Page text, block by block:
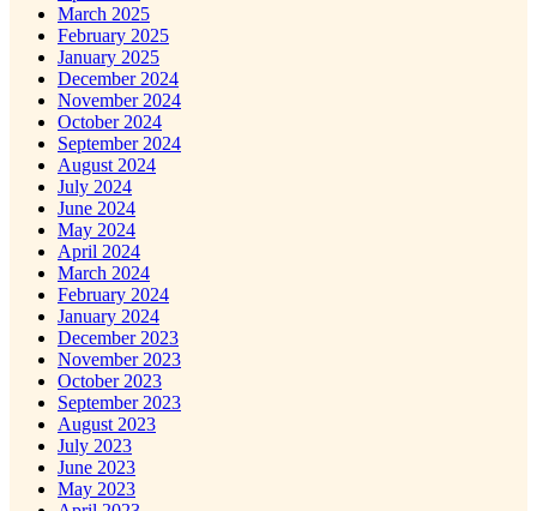
March 2025
February 2025
January 2025
December 2024
November 2024
October 2024
September 2024
August 2024
July 2024
June 2024
May 2024
April 2024
March 2024
February 2024
January 2024
December 2023
November 2023
October 2023
September 2023
August 2023
July 2023
June 2023
May 2023